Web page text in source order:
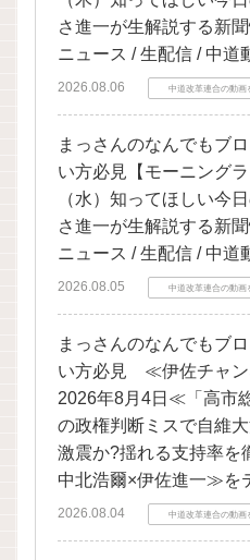
さ進一が生解説する新
ニュース / 生配信 / 中道
2026.08.06 中道改革連合の動画
まっさんのなんでもブ
い方必見【モーニング
（水）知ってほしい今
さ進一が生解説する新
ニュース / 生配信 / 中道
2026.08.05 中道改革連合の動画
まっさんのなんでもブ
い方必見 ≪伊佐チャン
2026年8月4日≪「高市
の政権判断ミスで自維
激震か?揺れる支持率を
中北浩爾×伊佐進一≫を
2026.08.04 中道改革連合の動画